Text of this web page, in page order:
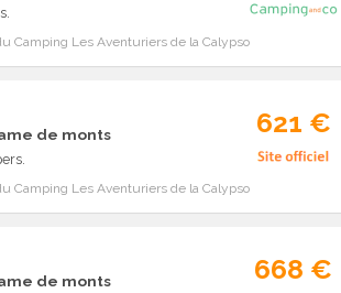
Camping Les Aventuriers de la Calypso
de monts
Camping Les Aventuriers de la Calypso
621 €
de monts 668 €